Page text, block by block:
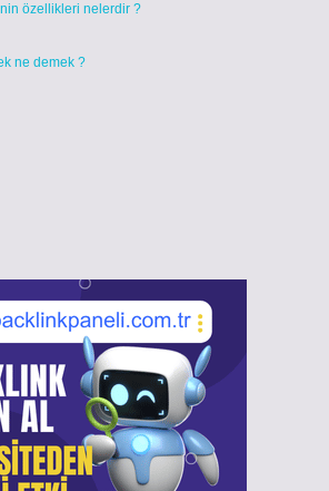
özellikleri nelerdir ?
ne demek ?